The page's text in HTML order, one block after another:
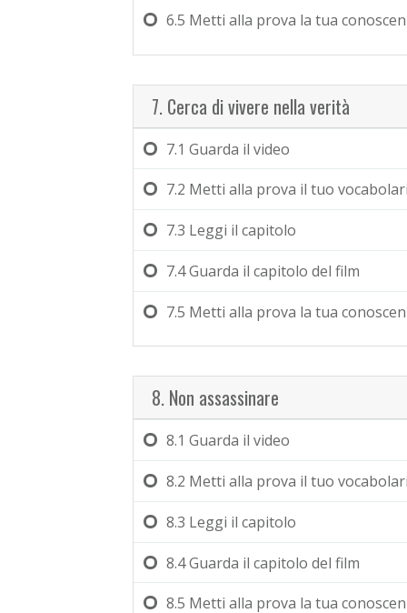
6.5 Metti alla prova la tua
7. Cerca di vivere nella verità
7.1 Guarda il video
7.2 Metti alla prova il tuo
7.3 Leggi il capitolo
7.4Guarda il capitolo del film
7.5 Metti alla prova la tua
8. Non assassinare
8.1 Guarda il video
8.2 Metti alla prova il tuo
8.3 Leggi il capitolo
8.4Guarda il capitolo del film
8.5 Metti alla prova la tua